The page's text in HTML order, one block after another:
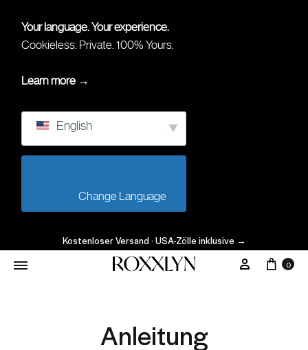
Your language. Your experience.
Cookieless. Private. 100% Yours.
Learn more →
English
Kostenloser Versand · USA-Zölle inklusive →
0
Anleitung